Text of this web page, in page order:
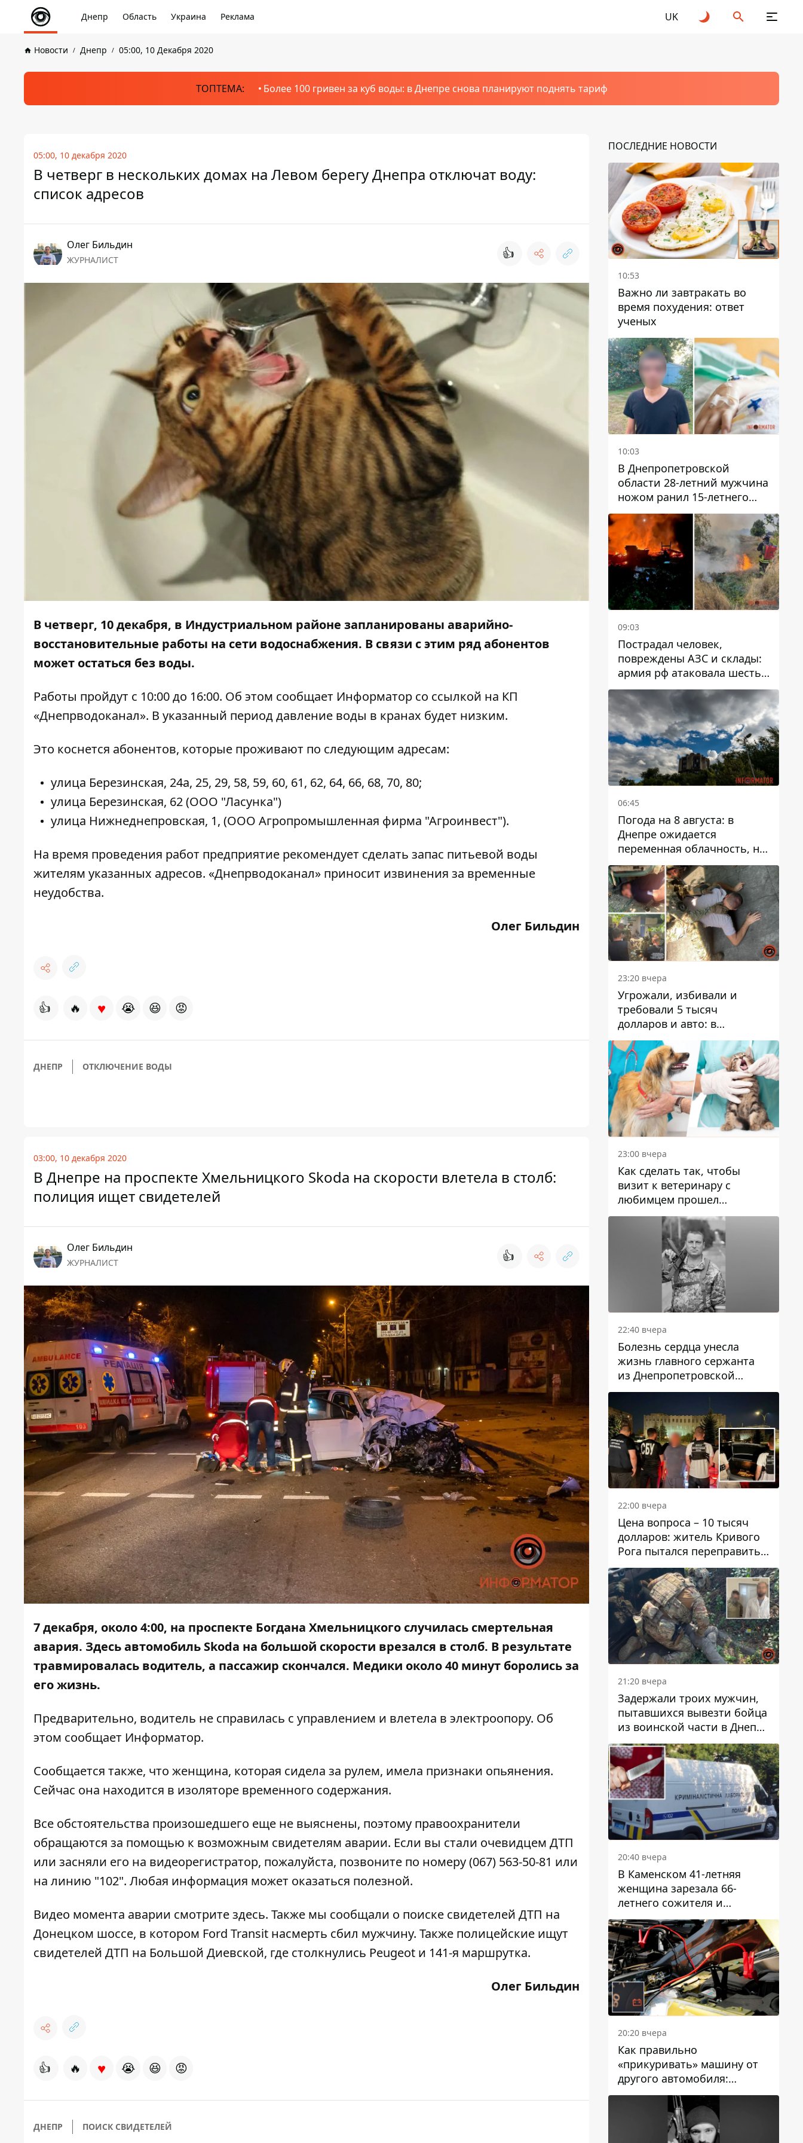
Днепр Область Украина Реклама UK
Новости Днепр 05:00, 10 Декабря 2020
ТОПТЕМА: Более 100 гривен за куб воды: в Днепре снова планируют поднять тариф
05:00, 10 декабря 2020
В четверг в нескольких домах на Левом берегу Днепра отключат воду:
список адресов
Олег Бильдин
ЖУРНАЛИСТ 👍
В четверг, 10 декабря, в Индустриальном районе запланированы аварийно-
восстановительные работы на сети водоснабжения. В связи с этим ряд абонентов
может остаться без воды.
Работы пройдут с 10:00 до 16:00. Об этом сообщает Информатор со ссылкой на КП
«Днепрводоканал». В указанный период давление воды в кранах будет низким.
Это коснется абонентов, которые проживают по следующим адресам:
улица Березинская, 24а, 25, 29, 58, 59, 60, 61, 62, 64, 66, 68, 70, 80;
улица Березинская, 62 (ООО "Ласунка")
улица Нижнеднепровская, 1, (ООО Агропромышленная фирма "Агроинвест").
На время проведения работ предприятие рекомендует сделать запас питьевой воды
жителям указанных адресов. «Днепрводоканал» приносит извинения за временные
неудобства.
Олег Бильдин
👍 🔥 ♥ 😭 😆 😡
ДНЕПР ОТКЛЮЧЕНИЕ ВОДЫ
03:00, 10 декабря 2020
В Днепре на проспекте Хмельницкого Skoda на скорости влетела в столб:
полиция ищет свидетелей
Олег Бильдин
ЖУРНАЛИСТ 👍
7 декабря, около 4:00, на проспекте Богдана Хмельницкого случилась смертельная
авария. Здесь автомобиль Skoda на большой скорости врезался в столб. В результате
травмировалась водитель, а пассажир скончался. Медики около 40 минут боролись за
его жизнь.
Предварительно, водитель не справилась с управлением и влетела в электроопору. Об
этом сообщает Информатор.
Сообщается также, что женщина, которая сидела за рулем, имела признаки опьянения.
Сейчас она находится в изоляторе временного содержания.
Все обстоятельства произошедшего еще не выяснены, поэтому правоохранители
обращаются за помощью к возможным свидетелям аварии. Если вы стали очевидцем ДТП
или засняли его на видеорегистратор, пожалуйста, позвоните по номеру (067) 563-50-81 или
на линию "102". Любая информация может оказаться полезной.
Видео момента аварии смотритездесь. Также мы сообщали о поиске свидетелей ДТП на
Донецком шоссе, в котором Ford Transit насмерть сбил мужчину. Также полицейские ищут
свидетелей ДТП на Большой Диевской, где столкнулись Peugeot и 141-я маршрутка.
Олег Бильдин
👍 🔥 ♥ 😭 😆 😡
ДНЕПР ПОИСК СВИДЕТЕЛЕЙ
ПОСЛЕДНИЕ НОВОСТИ
10:53
Важно ли завтракать во
время похудения: ответ
ученых
10:03
В Днепропетровской
области 28-летний мужчина
ножом ранил 15-летнего
парня
09:03
Пострадал человек,
повреждены АЗС и склады:
армия рф атаковала шесть
районов Днепропетровской
области
06:45
Погода на 8 августа: в
Днепре ожидается
переменная облачность, но
может пойти дождь
23:20 вчера
Угрожали, избивали и
требовали 5 тысяч
долларов и авто: в
Павлограде задержали двух
мужчин
23:00 вчера
Как сделать так, чтобы
визит к ветеринару с
любимцем прошел
спокойно: простые советы
22:40 вчера
Болезнь сердца унесла
жизнь главного сержанта
из Днепропетровской
области Юрия Свистуна
22:00 вчера
Цена вопроса – 10 тысяч
долларов: житель Кривого
Рога пытался переправить
мужчину в Словакию
21:20 вчера
Задержали троих мужчин,
пытавшихся вывезти бойца
из воинской части в Днепр
за 7 тысяч долларов: среди
них был врач
20:40 вчера
В Каменском 41-летняя
женщина зарезала 66-
летнего сожителя и
пыталась обмануть
полицейских
20:20 вчера
Как правильно
«прикуривать» машину от
другого автомобиля:
инструкция для водителей